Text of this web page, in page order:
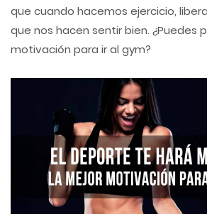
que cuando hacemos ejercicio,
que nos hacen sentir bien. ¿Puedes
motivación para ir al gym?